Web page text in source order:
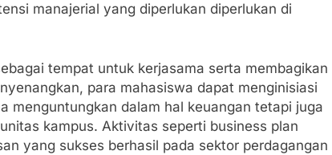
manajerial yang diperlukan diperlukan di
tempat untuk kerjasama serta membagikan
para mahasiswa dapat menginisiasi
menguntungkan dalam hal keuangan tetapi juga
kampus. Aktivitas seperti business plan
yang sukses berhasil pada sektor perdagangan